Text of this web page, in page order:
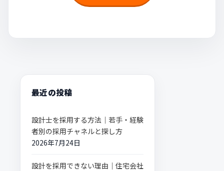
最近の投稿
設計士を採用する方法｜若手・経験
者別の採用チャネルと探し方
2026年7月24日
設計を採用できない理由｜住宅会社